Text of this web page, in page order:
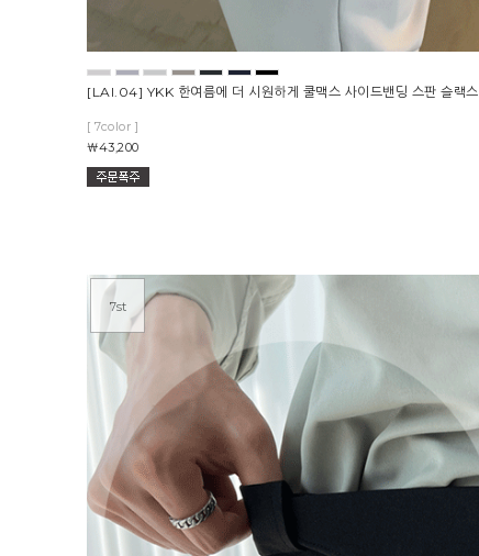
[LAI.04] YKK 한여름에 더 시원하게 쿨맥스 사이드밴딩 스판 슬랙스
[ 7color ]
￦43,200
7st